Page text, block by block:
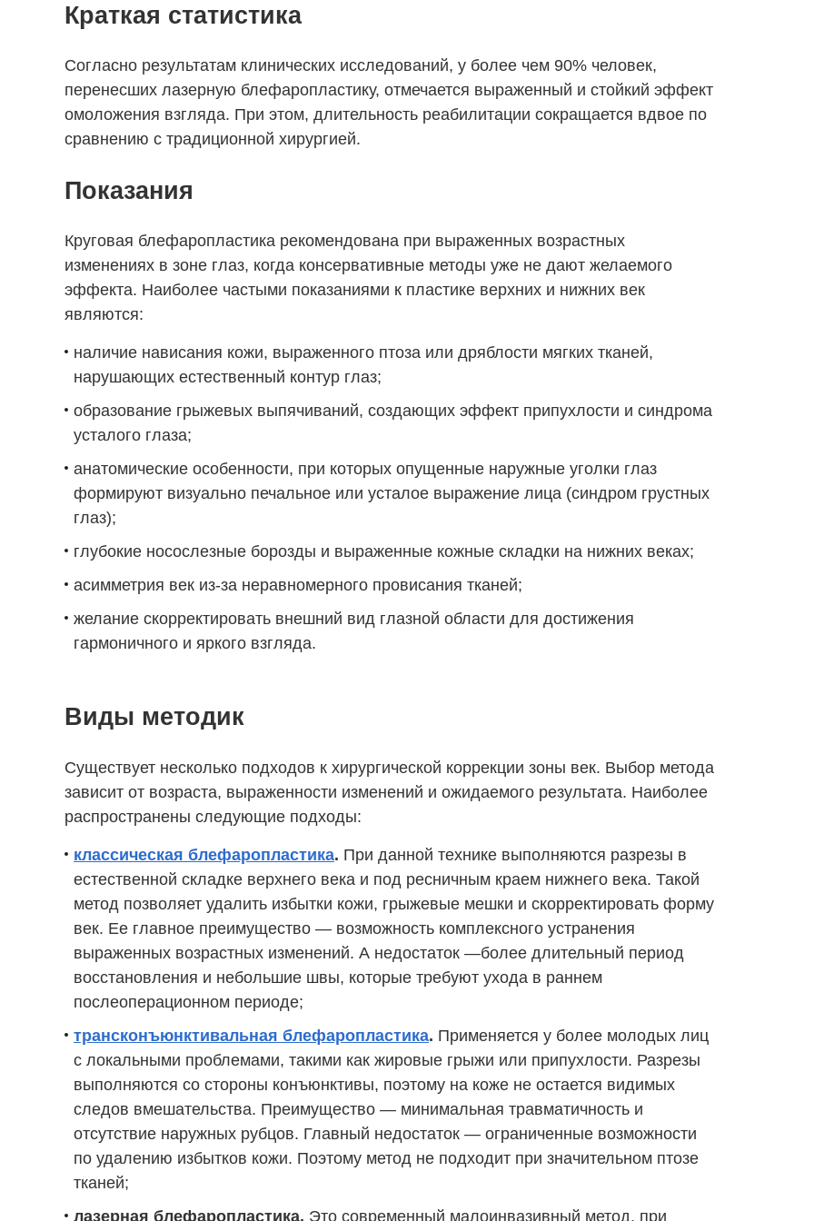
Краткая статистика
Согласно результатам клинических исследований, у более чем 90% человек,
перенесших лазерную блефаропластику, отмечается выраженный и стойкий эффект
омоложения взгляда. При этом, длительность реабилитации сокращается вдвое по
сравнению с традиционной хирургией.
Показания
Круговая блефаропластика рекомендована при выраженных возрастных
изменениях в зоне глаз, когда консервативные методы уже не дают желаемого
эффекта. Наиболее частыми показаниями к пластике верхних и нижних век
являются:
наличие нависания кожи, выраженного птоза или дряблости мягких тканей,
нарушающих естественный контур глаз;
образование грыжевых выпячиваний, создающих эффект припухлости и синдрома
усталого глаза;
анатомические особенности, при которых опущенные наружные уголки глаз
формируют визуально печальное или усталое выражение лица (синдром грустных
глаз);
глубокие носослезные борозды и выраженные кожные складки на нижних веках;
асимметрия век из-за неравномерного провисания тканей;
желание скорректировать внешний вид глазной области для достижения
гармоничного и яркого взгляда.
Виды методик
Существует несколько подходов к хирургической коррекции зоны век. Выбор метода
зависит от возраста, выраженности изменений и ожидаемого результата. Наиболее
распространены следующие подходы:
классическая блефаропластика. При данной технике выполняются разрезы в
естественной складке верхнего века и под ресничным краем нижнего века. Такой
метод позволяет удалить избытки кожи, грыжевые мешки и скорректировать форму
век. Ее главное преимущество — возможность комплексного устранения
выраженных возрастных изменений. А недостаток —более длительный период
восстановления и небольшие швы, которые требуют ухода в раннем
послеоперационном периоде;
трансконъюнктивальная блефаропластика. Применяется у более молодых лиц
с локальными проблемами, такими как жировые грыжи или припухлости. Разрезы
выполняются со стороны конъюнктивы, поэтому на коже не остается видимых
следов вмешательства. Преимущество — минимальная травматичность и
отсутствие наружных рубцов. Главный недостаток — ограниченные возможности
по удалению избытков кожи. Поэтому метод не подходит при значительном птозе
тканей;
лазерная блефаропластика. Это современный малоинвазивный метод, при